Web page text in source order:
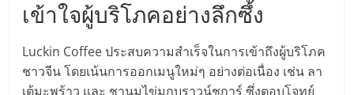
บ้าน
ลงทุน
เข้าใจผู้บริโภคอย่างลึกซึ้ง
Luckin Coffee ประสบความสำเร็จในการเข้าถึงผู้บริโภค
ชาวจีน โดยเน้นการออกเมนูใหม่ๆ อย่างต่อเนื่อง เช่น ลา
เต้มะพร้าว และ ชานมไข่มุกบราวน์ชูการ์ ซึ่งตอบโจทย์